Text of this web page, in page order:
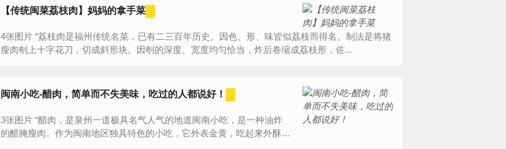
【传统闽菜荔枝肉】妈妈的拿手菜
4张图片 “荔枝肉是福州传统名菜，已有二三百年历史。因色、形、味皆似荔枝而得名。制法是将猪
瘦肉剞上十字花刀，切成斜形块。因剞的深度、宽度均匀恰当，炸后卷缩成荔枝形，佐...
闽南小吃-醋肉，简单而不失美味，吃过的人都说好！
3张图片 “醋肉，是泉州一道极具名气人气的地道闽南小吃，是一种油炸
的醋腌瘦肉。作为闽南地区独具特色的小吃，它外表金黄，吃起来外酥里